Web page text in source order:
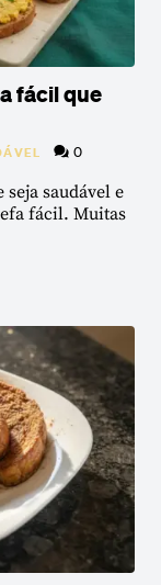
fácil que
0
saudável e
fácil. Muitas